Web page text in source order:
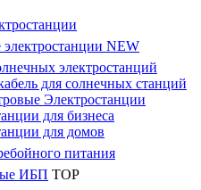
NEW
электростанций
для солнечных станций
Электростанции
для бизнеса
для домов
питания
ИБП TOP